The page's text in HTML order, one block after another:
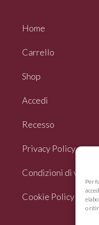
Per
o
Home
Carrello
Shop
Accedi
Recesso
Privacy Policy
Condizioni di vendita
Cookie Policy (UE)